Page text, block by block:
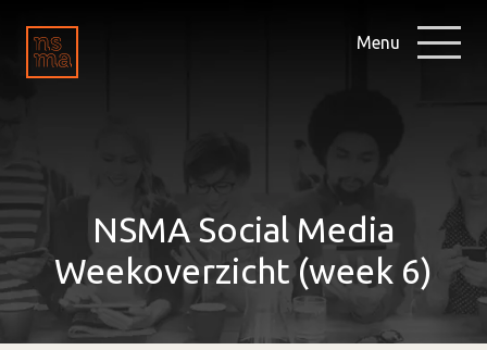
Menu
NSMA Social Media
Weekoverzicht (week 6)